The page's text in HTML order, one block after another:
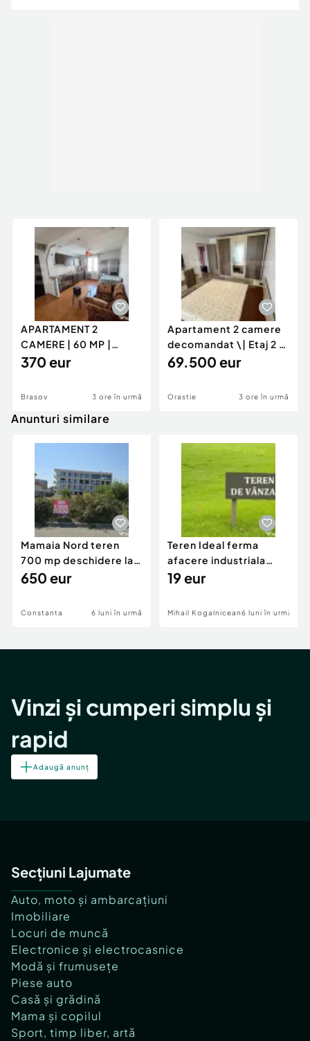
APARTAMENT 2
CAMERE | 60 MP |
GENERAL MOCIULSCHI
370 eur
Brasov 3 ore în urmă
Apartament 2 camere
decomandat \| Etaj 2 \|
50 mp \+ 8 mp ba
69.500 eur
Orastie 3 ore în urmă
Anunturi similare
Mamaia Nord teren
700 mp deschidere la
D24 si D25
650 eur
Constanta 6 luni în urmă
Teren Ideal ferma
afacere industriala
deschidere 71 ml la
19 eur
Mihail Kogalniceanu6 luni în urmă
Vinzi și cumperi simplu și
rapid
Adaugă anunț
Secțiuni Lajumate
Auto, moto și ambarcațiuni
Imobiliare
Locuri de muncă
Electronice și electrocasnice
Modă și frumusețe
Piese auto
Casă și grădină
Mama și copilul
Sport, timp liber, artă